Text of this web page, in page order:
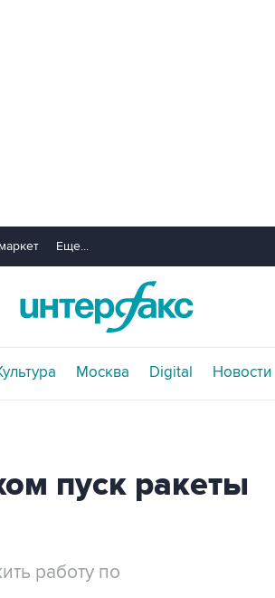
Еще...
Москва Digital Новости
пуск ракеты
работу по